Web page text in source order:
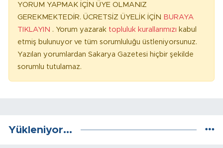
YORUM YAPMAK İÇİN ÜYE OLMANIZ
GEREKMEKTEDİR. ÜCRETSİZ ÜYELİK İÇİN BURAYA
TIKLAYIN . Yorum yazarak topluluk kurallarımızı kabul
etmiş bulunuyor ve tüm sorumluluğu üstleniyorsunuz.
Yazılan yorumlardan Sakarya Gazetesi hiçbir şekilde
sorumlu tutulamaz.
Yükleniyor...